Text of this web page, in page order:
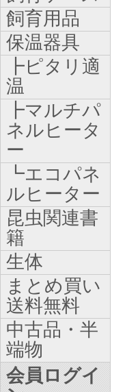
飼育用品
保温器具
┣ピタリ適
温
┣マルチパ
ネルヒータ
ー
┗エコパネ
ルヒーター
昆虫関連書
籍
生体
まとめ買い
送料無料
中古品・半
端物
会員ログイ